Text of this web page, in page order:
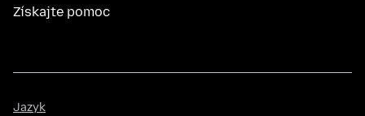
Získajte pomoc
Jazyk